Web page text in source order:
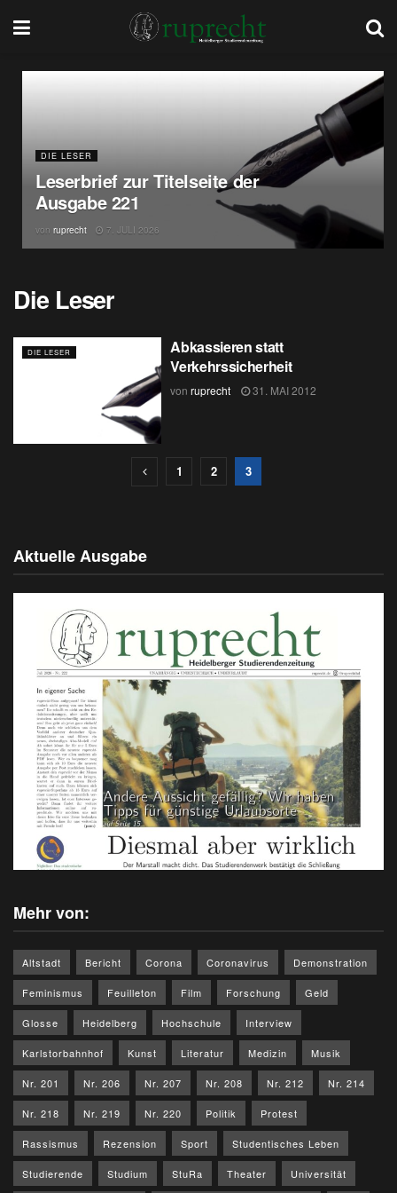
DIE LESER
Leserbrief zur Titelseite der
Ausgabe 221
von ruprecht 7. JULI 2026
Die Leser
DIE LESER
Abkassieren statt
Verkehrssicherheit
von ruprecht 31. MAI 2012
1 2 3
Aktuelle Ausgabe
Mehr von:
Altstadt Bericht Corona Coronavirus Demonstration
Feminismus Feuilleton Film Forschung Geld
Glosse Heidelberg Hochschule Interview
Karlstorbahnhof Kunst Literatur Medizin Musik
Nr. 201 Nr. 206 Nr. 207 Nr. 208 Nr. 212 Nr. 214
Nr. 218 Nr. 219 Nr. 220 Politik Protest
Rassismus Rezension Sport Studentisches Leben
Studierende Studium StuRa Theater Universität